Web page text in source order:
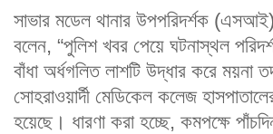
সাভার মডেল থানার উপপরিদর্শক
বলেন, “পুলিশ খবর পেয়ে ঘটনাস্থল
বাঁধা অর্ধগলিত লাশটি উদ্ধার করে ময়না
সোহরাওয়ার্দী মেডিকেল কলেজ
হয়েছে। ধারণা করা হচ্ছে, কমপক্ষে